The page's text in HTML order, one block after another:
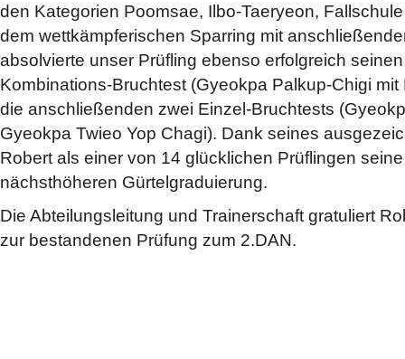
den Kategorien Poomsae, Ilbo‑Taeryeon,
dem wettkämpferischen Sparring mit
absolvierte unser Prüfling ebenso erfolgreich seinen
Kombinations‑Bruchtest (Gyeokpa Palkup‑Chigi
die anschließenden zwei Einzel‑Bruchtests
Gyeokpa Twieo Yop Chagi). Dank seines
Robert als einer von 14 glücklichen Prüflingen
nächsthöheren Gürtelgraduierung.
Die Abteilungsleitung und Trainerschaft gratuliert
zur bestandenen Prüfung zum 2.DAN.